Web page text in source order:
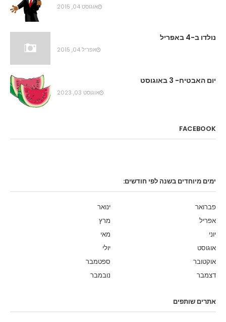
אוגוסט 04, 2015
נולדו ב-4 באפריל
אפריל 04, 2015
יום האבטיח- 3 באוגוסט
אוגוסט 03, 2023
FACEBOOK
ימים מיוחדים בשנה לפי חודשים:
ינואר
פברואר
מרץ
אפריל
מאי
יוני
יולי
אוגוסט
ספטמבר
אוקטובר
נובמבר
דצמבר
אתרים שותפים